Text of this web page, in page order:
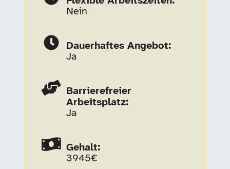
Nein
Dauerhaftes Angebot:
Ja
Barrierefreier
Arbeitsplatz:
Ja
Gehalt:
3945€